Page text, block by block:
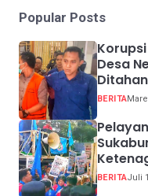
Popular Posts
Desa
Ditahan
BERITA
BERITAJuli